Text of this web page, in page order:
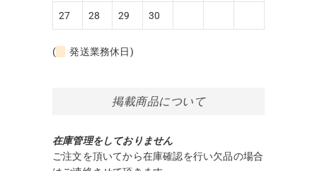
27 28 29 30
( 発送業務休日)
掲載商品について
在庫管理をしておりません
ご注文を頂いてから在庫確認を行い欠品の場合